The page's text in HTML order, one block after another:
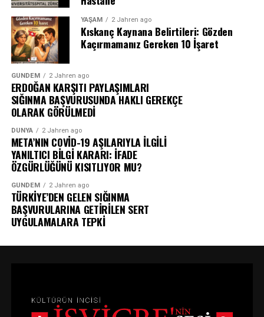
YAŞAM 2 Jahren ago
Kıskanç Kaynana Belirtileri: Gözden
Kaçırmamanız Gereken 10 İşaret
GÜNDEM 2 Jahren ago
ERDOĞAN KARŞITI PAYLAŞIMLARI
SIĞINMA BAŞVURUSUNDA HAKLI GEREKÇE
OLARAK GÖRÜLMEDİ
DÜNYA 2 Jahren ago
META’NIN COVİD-19 AŞILARIYLA İLGİLİ
YANILTICI BİLGİ KARARI: İFADE
ÖZGÜRLÜĞÜNÜ KISITLIYOR MU?
GÜNDEM 2 Jahren ago
TÜRKİYE’DEN GELEN SIĞINMA
BAŞVURULARINA GETİRİLEN SERT
UYGULAMALARA TEPKİ